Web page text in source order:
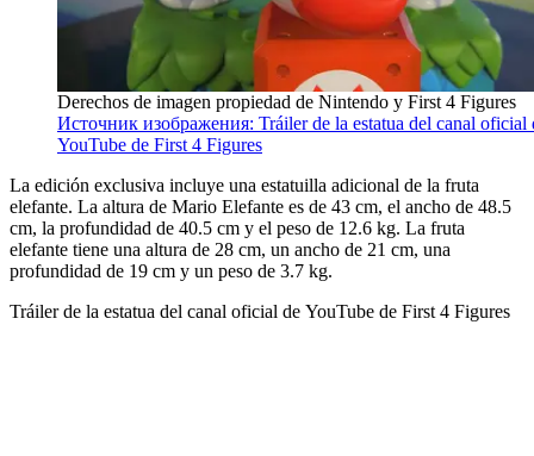
Derechos de imagen propiedad de Nintendo y First 4 Figures
Источник изображения: Tráiler de la estatua del canal oficial
YouTube de First 4 Figures
La edición exclusiva incluye una estatuilla adicional de la fruta
elefante. La altura de Mario Elefante es de 43 cm, el ancho de 48.5
cm, la profundidad de 40.5 cm y el peso de 12.6 kg. La fruta
elefante tiene una altura de 28 cm, un ancho de 21 cm, una
profundidad de 19 cm y un peso de 3.7 kg.
Tráiler de la estatua del canal oficial de YouTube de First 4 Figures